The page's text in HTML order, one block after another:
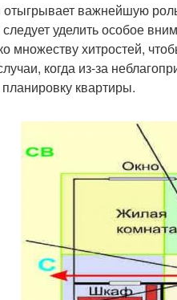
важнейшую
уделить особое
множеству хитростей,
когда из-за
квартиры.